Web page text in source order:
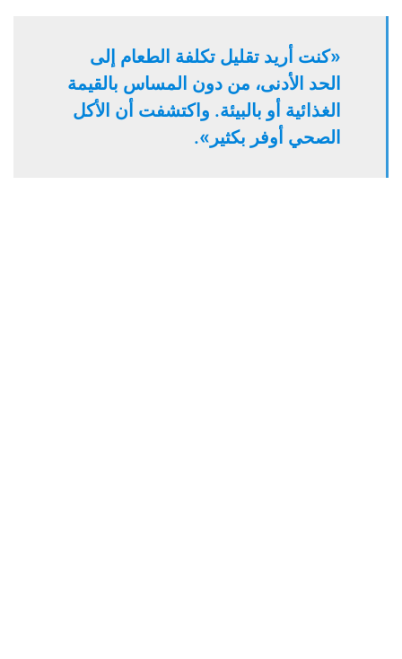
«كنت أريد تقليل تكلفة الطعام إلى
الحد الأدنى، من دون المساس بالقيمة
الغذائية أو بالبيئة. واكتشفت أن الأكل
الصحي أوفر بكثير».